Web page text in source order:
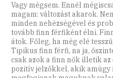
Vagy mégsem. Ennél
magam: változást akarok.
minden nehézségével és
tovább finn férfiként élni.
átok. Főleg, ha még elé
Tipikus finn férfi, na ja,
csak azok a finn nők illetik
pozitív jelzőkkel, akik amúgy